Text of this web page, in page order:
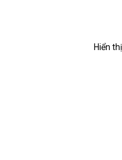
Hiển